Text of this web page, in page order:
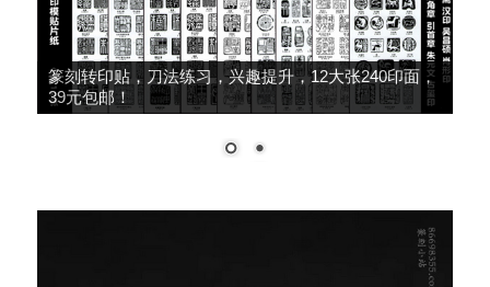
大师推荐，细柳系列手工冷作，鸟虫篆、朱文篆刻
刀，49元包邮！